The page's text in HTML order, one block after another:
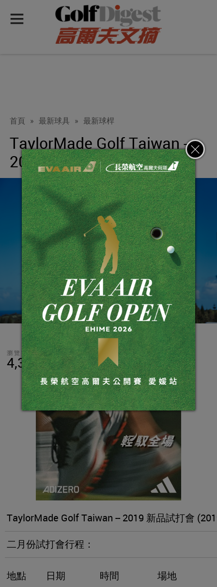
首頁 » 最新球具 » 最新球桿
TaylorMade Golf Taiwan --
2019 年2月份新品試打會
瀏覽數
4,305 分享 LINE
TaylorMade Golf Taiwan -- 2019 新品試打會
二月份試打會行程：
地點 日期 時間 場地